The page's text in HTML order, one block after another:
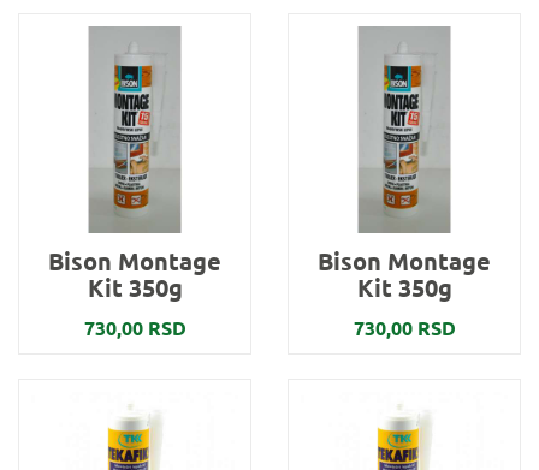
Bison Montage
Kit 350g
730,00 RSD
Bison Montage
Kit 350g
730,00 RSD